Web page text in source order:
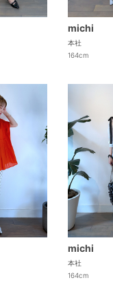
michi
本社
164cm
michi
本社
164cm